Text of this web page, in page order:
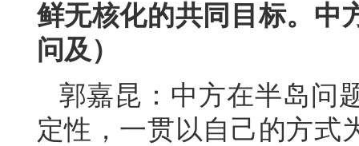
鲜无核化的共同目标。中
问及）
郭嘉昆：中方在半岛问
定性，一贯以自己的方式